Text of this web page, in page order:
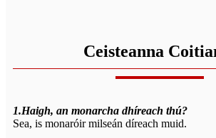
Ceisteanna
1.Haigh, an monarcha dhíreach thú?
Sea, is monaróir milseán díreach muid.